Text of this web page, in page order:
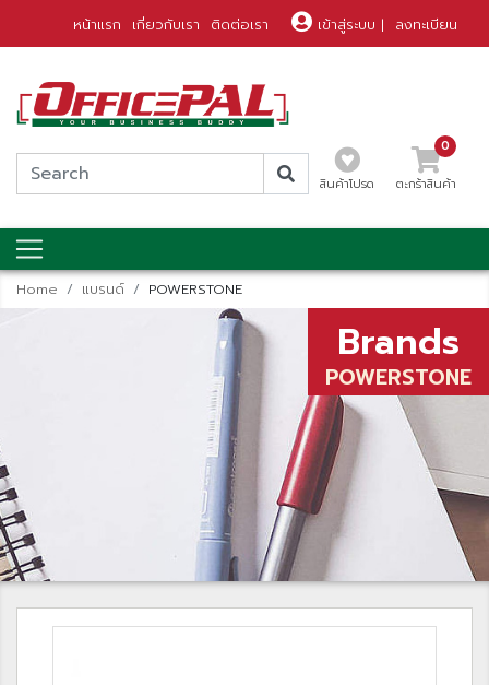
เข้าสู่ระบบ | ลงทะเบียน
หน้าแรก เกี่ยวกับเรา ติดต่อเรา
สินค้าโปรด ตะกร้าสินค้า
0
Home แบรนด์ POWERSTONE
Brands
POWERSTONE